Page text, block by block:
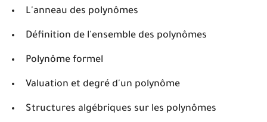
L'anneau des polynômes
Définition de l'ensemble des polynômes
Polynôme formel
Valuation et degré d'un polynôme
Structures algébriques sur les polynômes